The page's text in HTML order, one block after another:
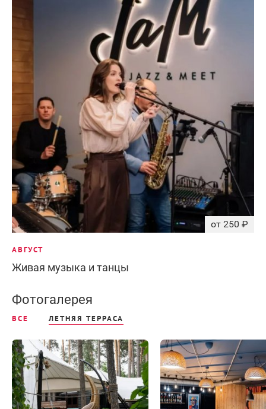
от 250 ₽
АВГУСТ
Живая музыка и танцы
Фотогалерея
ВСЕ ЛЕТНЯЯ ТЕРРАСА